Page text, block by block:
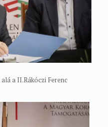
a II.Rákóczi Ferenc